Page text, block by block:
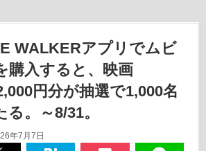
WALKERアプリでムビ
購入すると、映画
円分が抽選で1,000名
る。～8/31。
年7月7日